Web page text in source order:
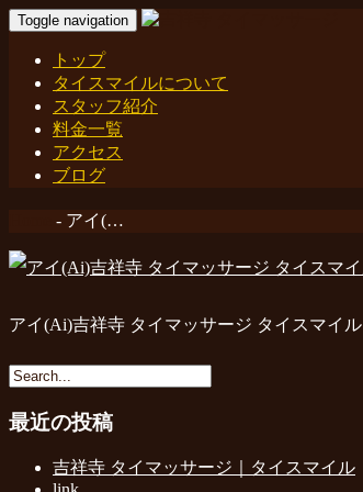
Toggle navigation
トップ
タイスマイルについて
スタッフ紹介
料金一覧
アクセス
ブログ
- アイ(…
アイ(Ai)吉祥寺 タイマッサージ タイスマイル
最近の投稿
吉祥寺 タイマッサージ｜タイスマイル